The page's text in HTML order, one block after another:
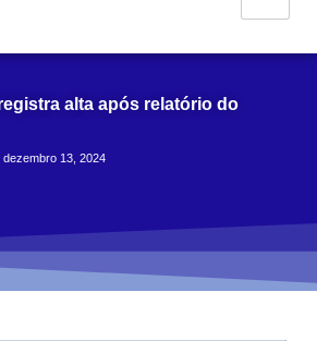
alta após relatório do
dezembro 13, 2024